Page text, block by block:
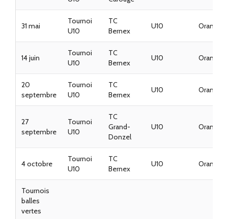
31 mai
Tournoi
U10
TC
Bernex
U10 Oranges
14 juin
Tournoi
U10
TC
Bernex
U10 Oranges
20
septembre
Tournoi
U10
TC
Bernex
U10 Oranges
27
septembre
Tournoi
U10
TC
Grand-
Donzel
U10 Oranges
4 octobre
Tournoi
U10
TC
Bernex
U10 Oranges
Tournois
balles
vertes